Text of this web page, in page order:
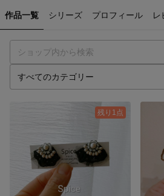
作品一覧 シリーズ プロフィール レ
残り1点